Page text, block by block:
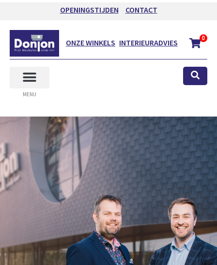
OPENINGSTIJDEN CONTACT
ONZE WINKELS INTERIEURADVIES 0
MENU